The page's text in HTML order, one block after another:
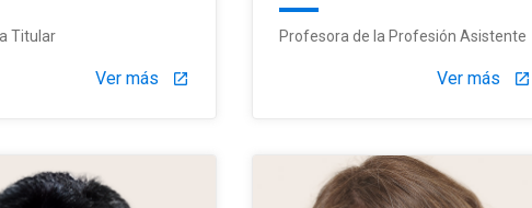
Titular
Ver más launch
Profesora de la Profesión Asistente
Ver más launch